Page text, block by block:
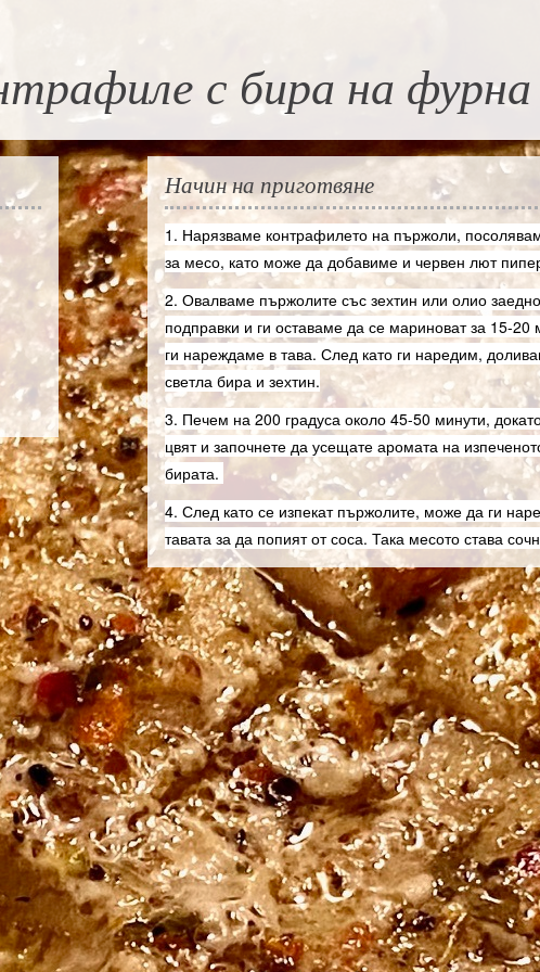
с бира на фурна
Начин на приготвяне
1. Нарязваме контрафилето на пържоли,
за месо, като може да добавиме и червен лют
2. Овалваме пържолите със зехтин или олио
подправки и ги оставаме да се мариноват за 15-
ги нареждаме в тава. След като ги наредим,
светла бира и зехтин.
3. Печем на 200 градуса около 45-50 минути,
цвят и започнете да усещате аромата на
бирата.
4. След като се изпекат пържолите, може да ги
тавата за да попият от соса. Така месото става